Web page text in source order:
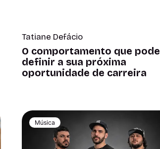
Tatiane Defácio
O comportamento que pode
definir a sua próxima
oportunidade de carreira
Música